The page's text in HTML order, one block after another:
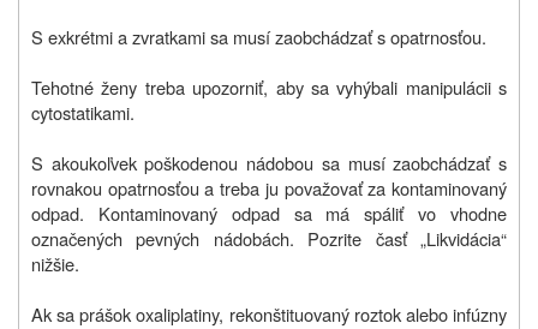
S exkrétmi a zvratkami sa musí zaobchádzať s opatrnosťou.
Tehotné ženy treba upozorniť, aby sa vyhýbali manipulácii s
cytostatikami.
S akoukoľvek poškodenou nádobou sa musí zaobchádzať s
rovnakou opatrnosťou a treba ju považovať za kontaminovaný
odpad. Kontaminovaný odpad sa má spáliť vo vhodne
označených pevných nádobách. Pozrite časť „Likvidácia“
nižšie.
Ak sa prášok oxaliplatiny, rekonštituovaný roztok alebo infúzny